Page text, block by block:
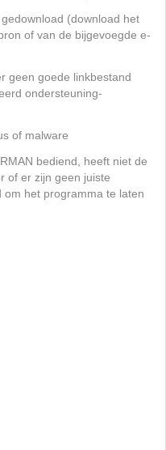
(download het
of van de bijgevoegde e-
geen goede linkbestand
ondersteuning-
of malware
bediend, heeft niet de
of er zijn geen juiste
het programma te laten